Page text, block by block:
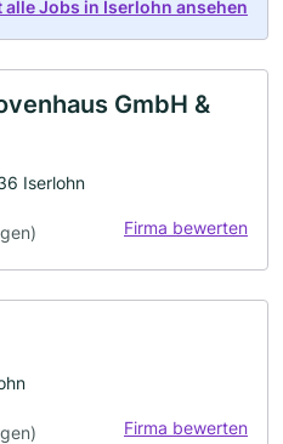
alle Jobs in Iserlohn ansehen
GmbH &
Iserlohn
Firma bewerten
Firma bewerten